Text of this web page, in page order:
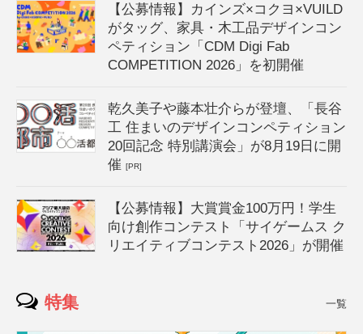
【公募情報】カインズ×コクヨ×VUILD
がタッグ、家具・木工品デザインコン
ペティション「CDM Digi Fab
COMPETITION 2026」を初開催
乾久美子や藤本壮介らが登壇、「長谷
工 住まいのデザインコンペティション
20回記念 特別講演会」が8月19日に開
催[PR]
【公募情報】大賞賞金100万円！学生
向け創作コンテスト「サイゲームス ク
リエイティブコンテスト2026」が開催
特集 一覧